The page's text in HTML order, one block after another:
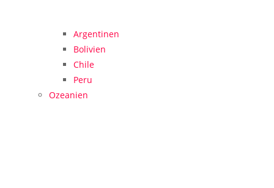
Argentinen
Bolivien
Chile
Peru
Ozeanien